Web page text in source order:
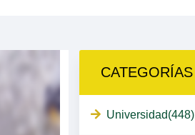
CATEGORÍAS
Universidad(448)